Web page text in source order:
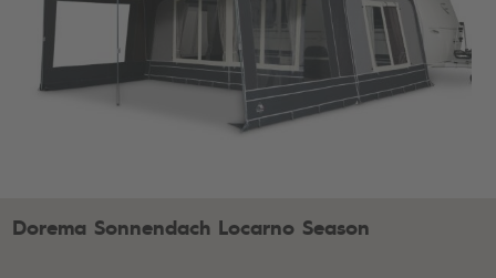
Dorema Sonnendach Locarno Season